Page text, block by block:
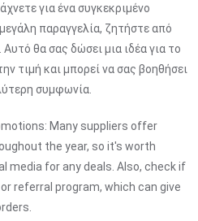
για ένα συγκεκριμένο
παραγγελία, ζητήστε από
θα σας δώσει μια ιδέα για το
τιμή και μπορεί να σας βοηθήσει
συμφωνία.
Many suppliers offer
the year, so it's worth
media for any deals. Also, check if
referral program, which can give